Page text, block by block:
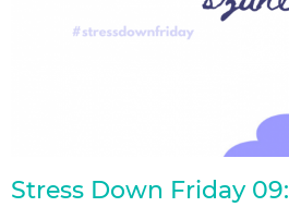
Stress Down Friday